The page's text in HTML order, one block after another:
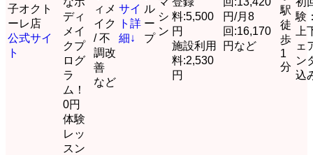
子オクト
ーレ店
公式サイ
ト
ディ
メイ
クプ
ログ
ラ
ム！
0円
体験
レッ
スン
ィメ
イク
/ 不
調改
善
など
サイ
ト 詳
細↓
ル
ー
プ
シ
ン
料:5,500
円
施設利用
料:2,530
円
円/月8
回:16,170
円など
駅
徒
歩
1
分
験
上
ェ
ン
込